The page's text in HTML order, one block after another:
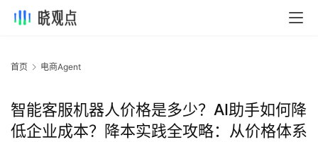
首页 电商Agent
智能客服机器人价格是多少？AI助手如何降
低企业成本？降本实践全攻略：从价格体系